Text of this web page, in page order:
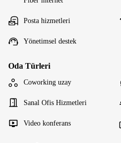
Posta hizmetleri
Yönetimsel destek
Oda Türleri
Coworking uzay
Sanal Ofis Hizmetleri
Video konferans